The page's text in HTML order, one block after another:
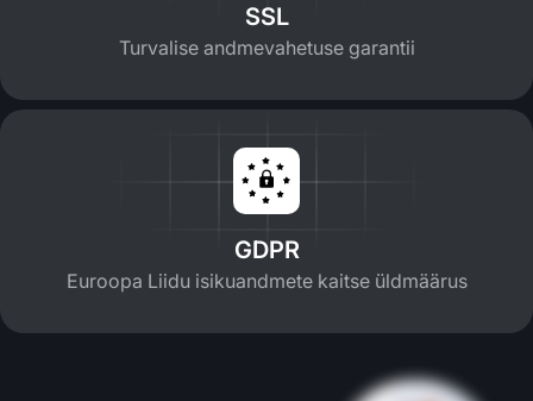
SSL
Turvalise andmevahetuse garantii
GDPR
Euroopa Liidu isikuandmete kaitse üldmäärus